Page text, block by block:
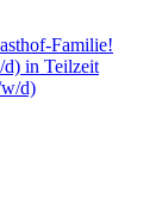
Familie!
d) in Teilzeit
d)